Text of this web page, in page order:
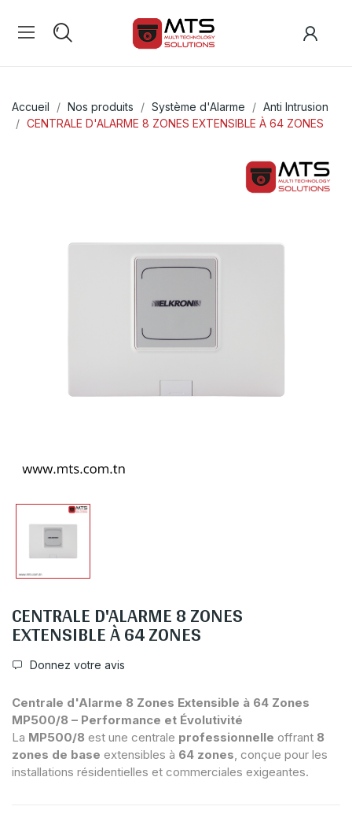
Accueil Nos produits Système d'Alarme
Anti Intrusion
CENTRALE D'ALARME 8 ZONES EXTENSIBLE À 64 ZONES
CENTRALE D'ALARME 8 ZONES
EXTENSIBLE À 64 ZONES
Donnez votre avis
Centrale d'Alarme 8 Zones Extensible à 64 Zones
MP500/8 – Performance et Évolutivité
La MP500/8 est une centrale professionnelle offrant 8
zones de base extensibles à 64 zones , conçue pour les
installations résidentielles et commerciales exigeantes.